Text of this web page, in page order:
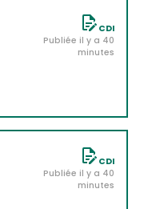
CDI
Publiée il y a 40
minutes
CDI
Publiée il y a 40
minutes